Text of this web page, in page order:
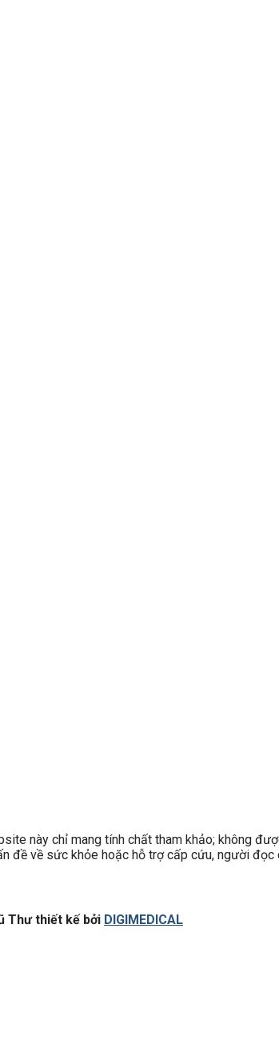
này chỉ mang tính chất tham khảo; không
đề về sức khỏe hoặc hỗ trợ cấp cứu, người đọc
Thư thiết kế bởi DIGIMEDICAL